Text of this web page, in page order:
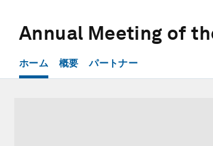
Annual Meeting of
ホーム 概要 パートナー